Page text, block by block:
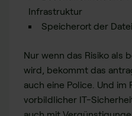
Infrastruktur
Speicherort der
Nur wenn das Risiko als
wird, bekommt das
auch eine Police. Und im
vorbildlicher IT-